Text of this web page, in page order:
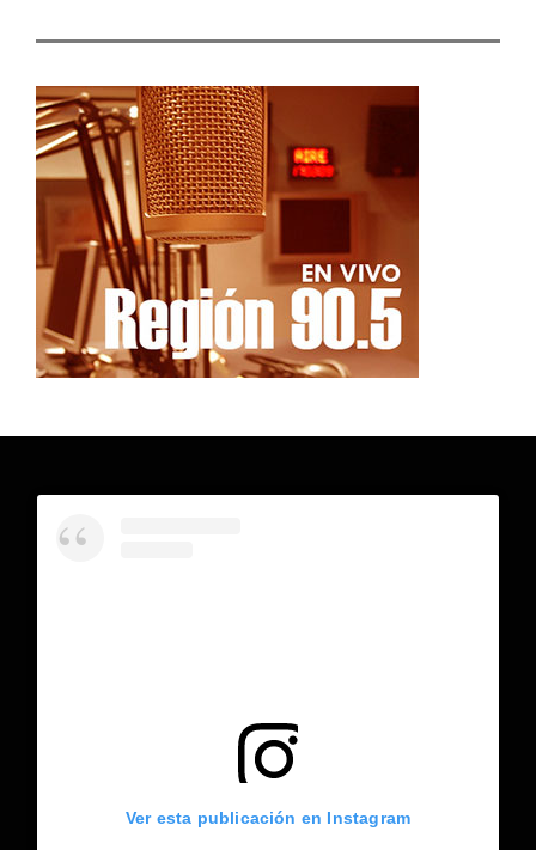
Ver esta publicación en Instagram